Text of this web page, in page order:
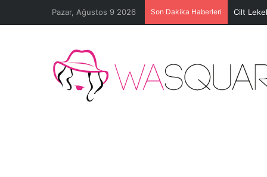
Pazar, Ağustos 9 2026 Son Dakika Haberleri Cilt